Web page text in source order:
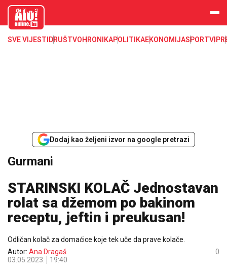
aloonline.b
SVE VIJESTI DRUŠTVOHRONIKAPOLITIKAEKONOMIJASPORTVIP
Dodaj kao željeni izvor na google pretrazi
Gurmani
STARINSKI KOLAČ Jednostavan
rolat sa džemom po bakinom
receptu, jeftin i preukusan!
Odličan kolač za domaćice koje tek uče da prave kolače.
Autor: Ana Dragaš
03.05.2023.
19:40
0